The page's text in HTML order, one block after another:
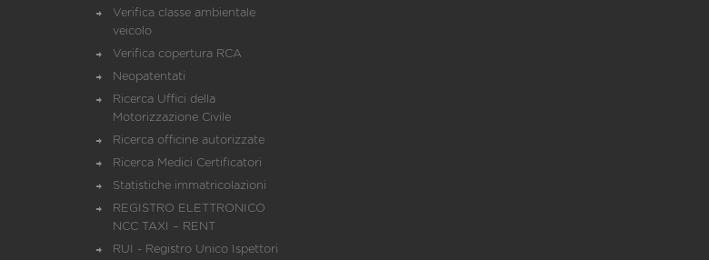
Verifica classe ambientale
veicolo
Verifica copertura RCA
Neopatentati
Ricerca Uffici della
Motorizzazione Civile
Ricerca officine autorizzate
Ricerca Medici Certificatori
Statistiche immatricolazioni
REGISTRO ELETTRONICO
NCC TAXI – RENT
RUI - Registro Unico Ispettori